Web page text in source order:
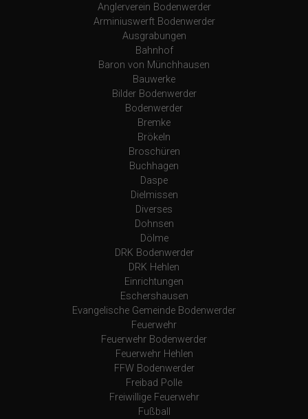
Anglerverein Bodenwerder
Arminiuswerft Bodenwerder
Ausgrabungen
Bahnhof
Baron von Münchhausen
Bauwerke
Bilder Bodenwerder
Bodenwerder
Bremke
Brökeln
Broschüren
Buchhagen
Daspe
Dielmissen
Diverses
Dohnsen
Dölme
DRK Bodenwerder
DRK Hehlen
Einrichtungen
Eschershausen
Evangelische Gemeinde Bodenwerder
Feuerwehr
Feuerwehr Bodenwerder
Feuerwehr Hehlen
FFW Bodenwerder
Freibad Polle
Freiwillige Feuerwehr
Fußball